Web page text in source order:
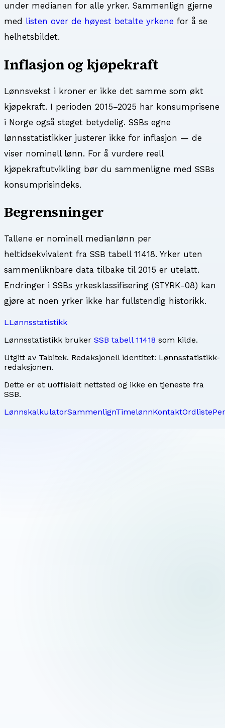
under medianen for alle yrker. Sammenlign gjerne
med listen over de høyest betalte yrkene for å se
helhetsbildet.
Inflasjon og kjøpekraft
Lønnsvekst i kroner er ikke det samme som økt
kjøpekraft. I perioden 2015–2025 har konsumprisene
i Norge også steget betydelig. SSBs egne
lønnsstatistikker justerer ikke for inflasjon — de
viser nominell lønn. For å vurdere reell
kjøpekraftutvikling bør du sammenligne med SSBs
konsumprisindeks.
Begrensninger
Tallene er nominell medianlønn per
heltidsekvivalent fra SSB tabell 11418. Yrker uten
sammenliknbare data tilbake til 2015 er utelatt.
Endringer i SSBs yrkesklassifisering (STYRK-08) kan
gjøre at noen yrker ikke har fullstendig historikk.
LLønnsstatistikk
Lønnsstatistikk bruker SSB tabell 11418 som kilde.
Utgitt av Tabitek. Redaksjonell identitet: Lønnsstatistikk-
redaksjonen.
Dette er et uoffisielt nettsted og ikke en tjeneste fra
SSB.
LønnskalkulatorSammenlignTimelønnKontaktOrdliste